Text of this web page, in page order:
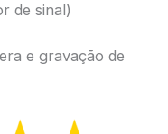
de sinal)
e gravação de